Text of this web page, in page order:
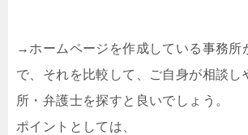
→ホームページを作成している事務所
で、それを比較して、ご自身が相談し
所・弁護士を探すと良いでしょう。
ポイントとしては、